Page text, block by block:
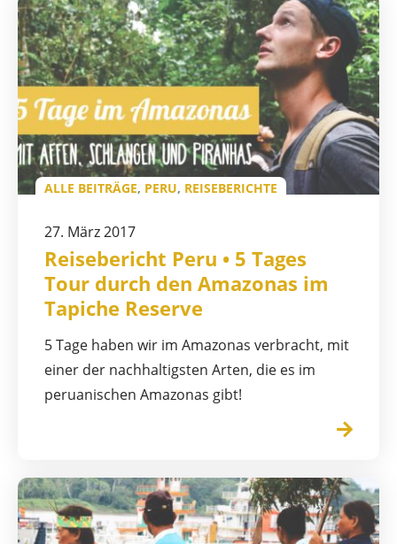
ALLE BEITRÄGE, PERU, REISEBERICHTE
27. März 2017
Reisebericht Peru • 5 Tages
Tour durch den Amazonas im
Tapiche Reserve
5 Tage haben wir im Amazonas verbracht, mit
einer der nachhaltigsten Arten, die es im
peruanischen Amazonas gibt!